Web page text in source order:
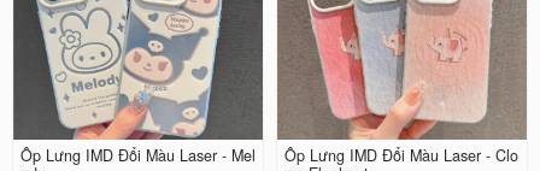
Ốp Lưng IMD Đổi Màu Laser - Mel
Ốp Lưng IMD Đổi Màu Laser - Clo